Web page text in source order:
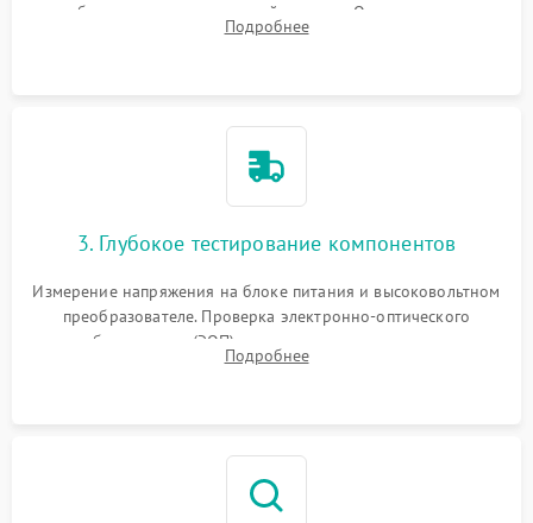
преобразователя и оптической системы. Осмотр контактов
на окисление и проверка целостности уплотнительных
Подробнее
3. Глубокое тестирование компонентов
Измерение напряжения на блоке питания и высоковольтном
преобразователе. Проверка электронно-оптического
преобразователя (ЭОП) на стенде на предмет эмиссии,
шумов и засветок. Диагностика микросхем цифровых
Подробнее